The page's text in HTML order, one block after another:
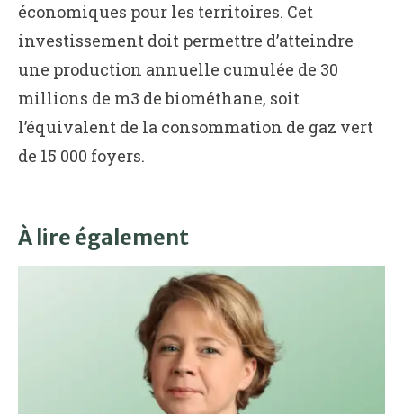
économiques pour les territoires. Cet
investissement doit permettre d’atteindre
une production annuelle cumulée de 30
millions de m3 de biométhane, soit
l’équivalent de la consommation de gaz vert
de 15 000 foyers.
À lire également